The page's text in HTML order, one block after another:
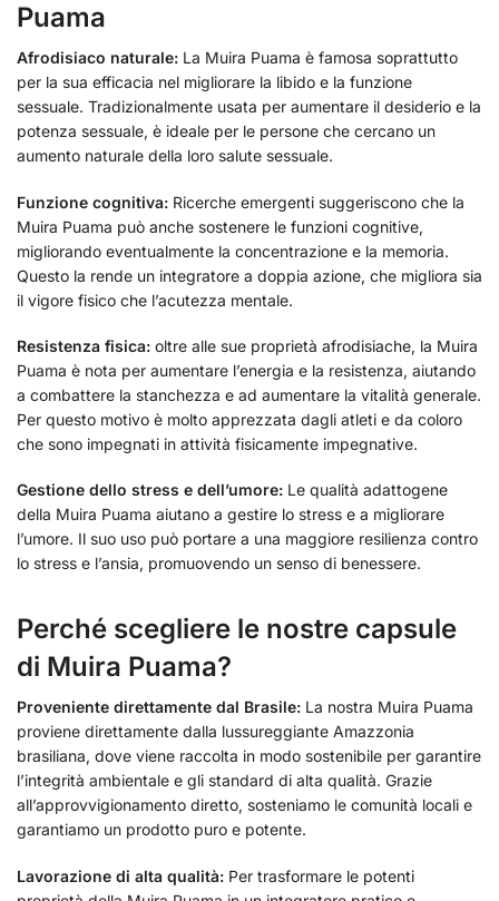
Puama
Afrodisiaco naturale: La Muira Puama è famosa soprattutto
per la sua efficacia nel migliorare la libido e la funzione
sessuale. Tradizionalmente usata per aumentare il desiderio e la
potenza sessuale, è ideale per le persone che cercano un
aumento naturale della loro salute sessuale.
Funzione cognitiva: Ricerche emergenti suggeriscono che la
Muira Puama può anche sostenere le funzioni cognitive,
migliorando eventualmente la concentrazione e la memoria.
Questo la rende un integratore a doppia azione, che migliora sia
il vigore fisico che l’acutezza mentale.
Resistenza fisica: oltre alle sue proprietà afrodisiache, la Muira
Puama è nota per aumentare l’energia e la resistenza, aiutando
a combattere la stanchezza e ad aumentare la vitalità generale.
Per questo motivo è molto apprezzata dagli atleti e da coloro
che sono impegnati in attività fisicamente impegnative.
Gestione dello stress e dell’umore: Le qualità adattogene
della Muira Puama aiutano a gestire lo stress e a migliorare
l’umore. Il suo uso può portare a una maggiore resilienza contro
lo stress e l’ansia, promuovendo un senso di benessere.
Perché scegliere le nostre capsule
di Muira Puama?
Proveniente direttamente dal Brasile: La nostra Muira Puama
proviene direttamente dalla lussureggiante Amazzonia
brasiliana, dove viene raccolta in modo sostenibile per garantire
l’integrità ambientale e gli standard di alta qualità. Grazie
all’approvvigionamento diretto, sosteniamo le comunità locali e
garantiamo un prodotto puro e potente.
Lavorazione di alta qualità: Per trasformare le potenti